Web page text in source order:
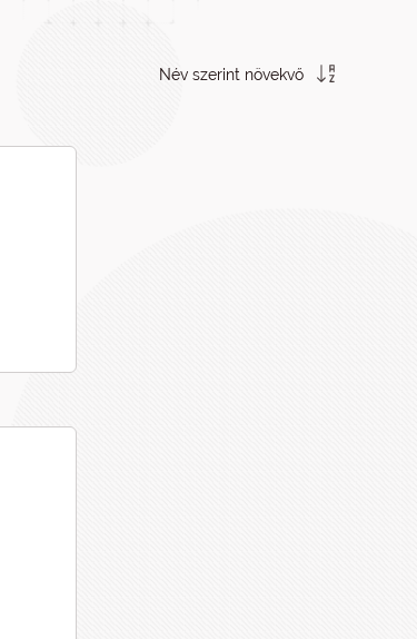
Név szerint növekvő